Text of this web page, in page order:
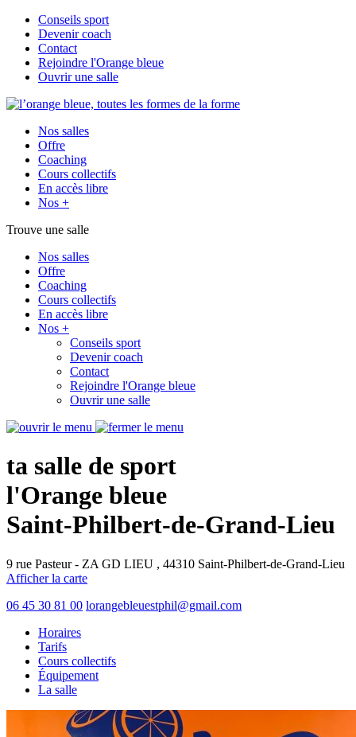
Conseils sport
Devenir coach
Contact
Rejoindre l'Orange bleue
Ouvrir une salle
Nos salles
Offre
Coaching
Cours collectifs
En accès libre
Nos +
Trouve une salle
Nos salles
Offre
Coaching
Cours collectifs
En accès libre
Nos +
Conseils sport
Devenir coach
Contact
Rejoindre l'Orange bleue
Ouvrir une salle
ta salle de sport
l'Orange bleue
Saint-Philbert-de-Grand-Lieu
9 rue Pasteur - ZA GD LIEU , 44310 Saint-Philbert-de-Grand-Lieu
Afficher la carte
06 45 30 81 00 lorangebleuestphil@gmail.com
Horaires
Tarifs
Cours collectifs
Équipement
La salle